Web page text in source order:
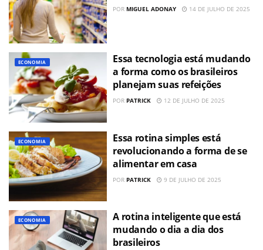
POR MIGUEL ADONAY 14 DE JULHO DE 2025
ECONOMIA
Essa tecnologia está mudando
a forma como os brasileiros
planejam suas refeições
POR PATRICK 12 DE JULHO DE 2025
ECONOMIA
Essa rotina simples está
revolucionando a forma de se
alimentar em casa
POR PATRICK 9 DE JULHO DE 2025
ECONOMIA
A rotina inteligente que está
mudando o dia a dia dos
brasileiros